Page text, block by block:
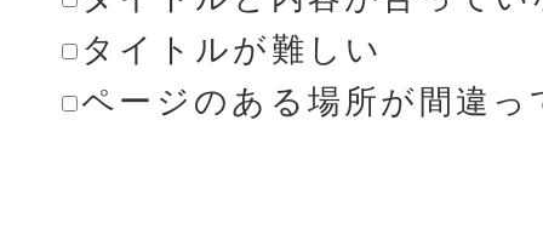
タイトルが難しい
ページのある場所が間違っ